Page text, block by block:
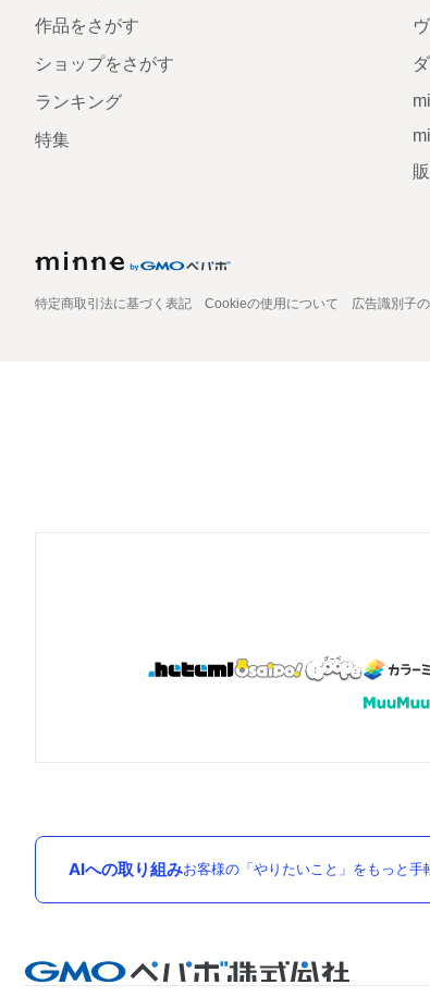
作品をさがす
ショップをさがす
ランキング
特集
特定商取引法に基づく表記 Cookieの使用について 広告識別子
AIへの取り組みお客様の「やりたいこと」をもっと手